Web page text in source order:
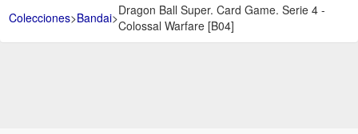
Colecciones>Bandai>Dragon Ball Super. Card Game. Serie 4 -
Colossal Warfare [B04]